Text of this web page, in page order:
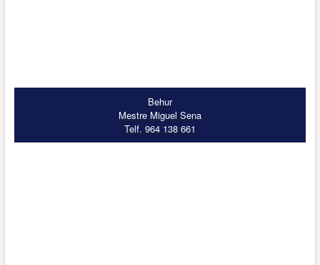
Behur
Mestre Miguel Sena
Telf. 964 138 661